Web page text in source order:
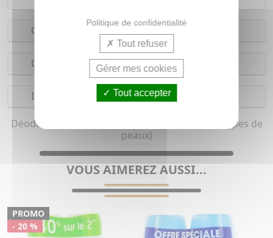
Conseils d'utilisation
Composition
Indications
Déodorant aisselle roll-on pour homme (Tous types de
peaux)
VOUS AIMEREZ AUSSI...
PROMO
- 20 %
Politique de confidentialité
Tout refuser
Gérer mes cookies
Tout accepter